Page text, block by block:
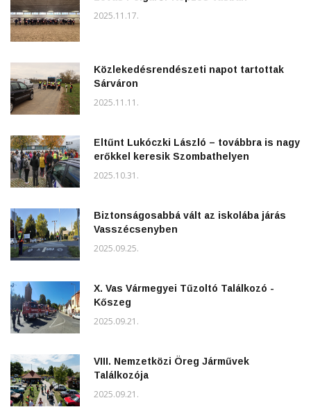
2025.11.17.
Közlekedésrendészeti napot tartottak
Sárváron
2025.11.11.
Eltűnt Lukóczki László – továbbra is nagy
erőkkel keresik Szombathelyen
2025.10.31.
Biztonságosabbá vált az iskolába járás
Vasszécsenyben
2025.09.25.
X. Vas Vármegyei Tűzoltó Találkozó -
Kőszeg
2025.09.21.
VIII. Nemzetközi Öreg Járművek
Találkozója
2025.09.21.